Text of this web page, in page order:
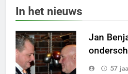
In het nieuws
Jan
57